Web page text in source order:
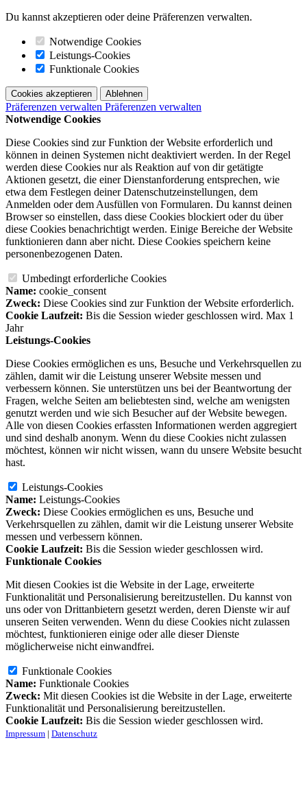
Du kannst akzeptieren oder deine Präferenzen verwalten.
Notwendige Cookies
Leistungs-Cookies
Funktionale Cookies
Cookies akzeptieren Ablehnen
Präferenzen verwalten Präferenzen verwalten
Notwendige Cookies
Diese Cookies sind zur Funktion der Website erforderlich und
können in deinen Systemen nicht deaktiviert werden. In der Regel
werden diese Cookies nur als Reaktion auf von dir getätigte
Aktionen gesetzt, die einer Dienstanforderung entsprechen, wie
etwa dem Festlegen deiner Datenschutzeinstellungen, dem
Anmelden oder dem Ausfüllen von Formularen. Du kannst deinen
Browser so einstellen, dass diese Cookies blockiert oder du über
diese Cookies benachrichtigt werden. Einige Bereiche der Website
funktionieren dann aber nicht. Diese Cookies speichern keine
personenbezogenen Daten.
Umbedingt erforderliche Cookies
Name: cookie_consent
Zweck: Diese Cookies sind zur Funktion der Website erforderlich.
Cookie Laufzeit: Bis die Session wieder geschlossen wird. Max 1
Jahr
Leistungs-Cookies
Diese Cookies ermöglichen es uns, Besuche und Verkehrsquellen zu
zählen, damit wir die Leistung unserer Website messen und
verbessern können. Sie unterstützen uns bei der Beantwortung der
Fragen, welche Seiten am beliebtesten sind, welche am wenigsten
genutzt werden und wie sich Besucher auf der Website bewegen.
Alle von diesen Cookies erfassten Informationen werden aggregiert
und sind deshalb anonym. Wenn du diese Cookies nicht zulassen
möchtest, können wir nicht wissen, wann du unsere Website besucht
hast.
Leistungs-Cookies
Name: Leistungs-Cookies
Zweck: Diese Cookies ermöglichen es uns, Besuche und
Verkehrsquellen zu zählen, damit wir die Leistung unserer Website
messen und verbessern können.
Cookie Laufzeit: Bis die Session wieder geschlossen wird.
Funktionale Cookies
Mit diesen Cookies ist die Website in der Lage, erweiterte
Funktionalität und Personalisierung bereitzustellen. Du kannst von
uns oder von Drittanbietern gesetzt werden, deren Dienste wir auf
unseren Seiten verwenden. Wenn du diese Cookies nicht zulassen
möchtest, funktionieren einige oder alle dieser Dienste
möglicherweise nicht einwandfrei.
Funktionale Cookies
Name: Funktionale Cookies
Zweck: Mit diesen Cookies ist die Website in der Lage, erweiterte
Funktionalität und Personalisierung bereitzustellen.
Cookie Laufzeit: Bis die Session wieder geschlossen wird.
Impressum | Datenschutz